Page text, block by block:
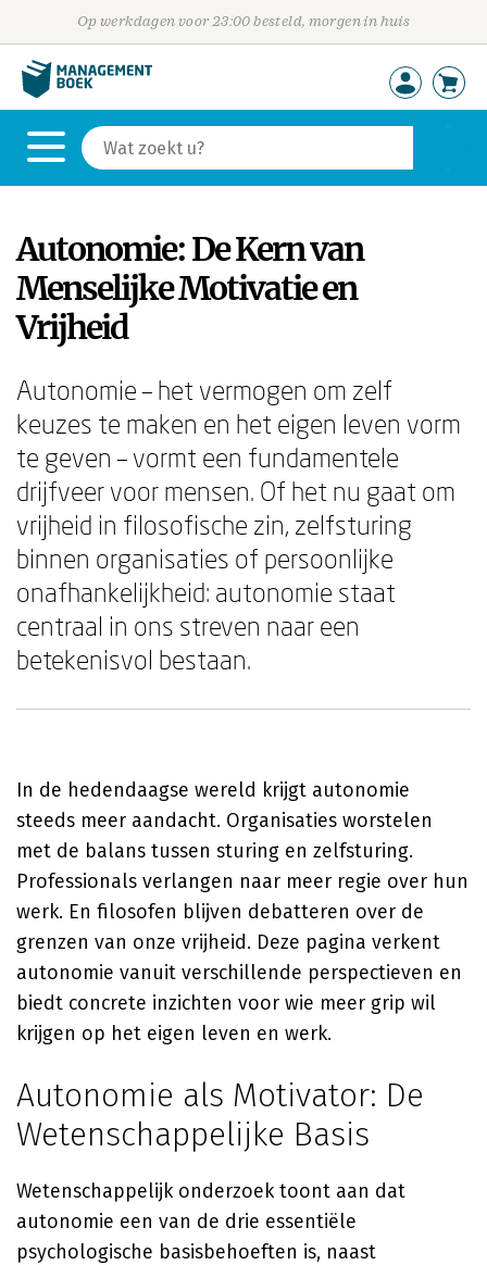
Op werkdagen voor 23:00 besteld, morgen in huis
Autonomie: De Kern van
Menselijke Motivatie en
Vrijheid
Autonomie – het vermogen om zelf
keuzes te maken en het eigen leven vorm
te geven – vormt een fundamentele
drijfveer voor mensen. Of het nu gaat om
vrijheid in filosofische zin, zelfsturing
binnen organisaties of persoonlijke
onafhankelijkheid: autonomie staat
centraal in ons streven naar een
betekenisvol bestaan.
In de hedendaagse wereld krijgt autonomie
steeds meer aandacht. Organisaties worstelen
met de balans tussen sturing en zelfsturing.
Professionals verlangen naar meer regie over hun
werk. En filosofen blijven debatteren over de
grenzen van onze vrijheid. Deze pagina verkent
autonomie vanuit verschillende perspectieven en
biedt concrete inzichten voor wie meer grip wil
krijgen op het eigen leven en werk.
Autonomie als Motivator: De
Wetenschappelijke Basis
Wetenschappelijk onderzoek toont aan dat
autonomie een van de drie essentiële
psychologische basisbehoeften is, naast